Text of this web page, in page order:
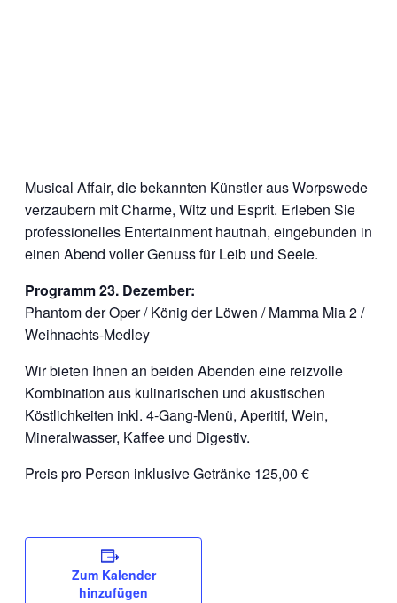
Musical Affair, die bekannten Künstler aus Worpswede
verzaubern mit Charme, Witz und Esprit. Erleben Sie
professionelles Entertainment hautnah, eingebunden in
einen Abend voller Genuss für Leib und Seele.
Programm 23. Dezember:
Phantom der Oper / König der Löwen / Mamma Mia 2 /
Weihnachts-Medley
Wir bieten Ihnen an beiden Abenden eine reizvolle
Kombination aus kulinarischen und akustischen
Köstlichkeiten inkl. 4-Gang-Menü, Aperitif, Wein,
Mineralwasser, Kaffee und Digestiv.
Preis pro Person inklusive Getränke 125,00 €
Zum Kalender
hinzufügen